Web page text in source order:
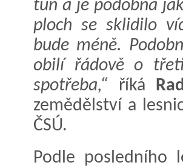
tun a je podobná
ploch se sklidilo
bude méně.
obilí řádově o
spotřeba,“ říká
zemědělství a
ČSÚ.
Podle posledního